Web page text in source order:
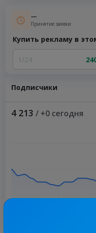
—
Принятие заявки
Купить рекламу в
1/24
Подписчики
4 213 / +0 сегодня